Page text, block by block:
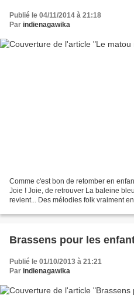
Publié le 04/11/2014 à 21:18
Par indienagawika
Comme c'est bon de retomber en
Joie ! Joie, de retrouver La baleine
revient... Des mélodies folk vraiment
Brassens pour les
Publié le 01/10/2013 à 21:21
Par indienagawika